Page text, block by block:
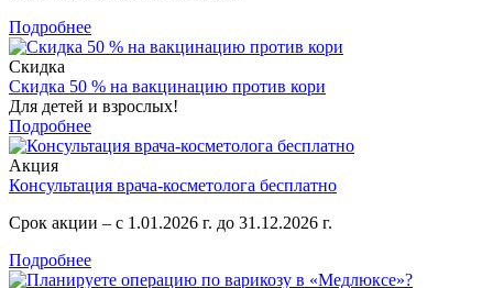
Подробнее
Скидка
Скидка 50 % на вакцинацию против кори
Для детей и взрослых!
Подробнее
Акция
Консультация врача-косметолога бесплатно
Срок акции – с 1.01.2026 г. до 31.12.2026 г.
Подробнее